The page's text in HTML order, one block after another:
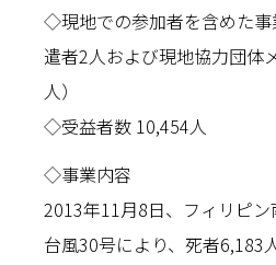
◇現地での参加者を含めた事
遣者2人および現地協力団体
人）
◇受益者数 10,454人
◇事業内容
2013年11月8日、フィリピ
台風30号により、死者6,183